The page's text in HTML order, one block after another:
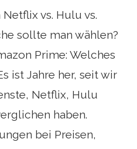
vs. Hulu vs.
sollte man wählen?
Prime: Welches
ist Jahre her, seit wir
Netflix, Hulu
haben.
bei Preisen,